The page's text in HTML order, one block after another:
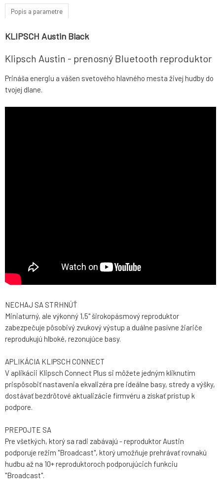
Popis a parametre
KLIPSCH Austin Black
Klipsch Austin - prenosný Bluetooth reproduktor
Prináša energiu a vášen svetového hlavného mesta živej hudby do
tvojej dlane.
NECHAJ SA STRHNÚŤ
Miniaturný, ale výkonný 1,5" širokopásmový reproduktor
zabezpečuje pôsobivý zvukový výstup a duálne pasívne žiariče
reprodukujú hlboké, rezonujúce basy.
APLIKÁCIA KLIPSCH CONNECT
V aplikácii Klipsch Connect Plus si môžete jedným kliknutím
prispôsobiť nastavenia ekvalizéra pre ideálne basy, stredy a výšky,
dostávať bezdrôtové aktualizácie firmvéru a získať prístup k
podpore.
PREPOJTE SA
Pre všetkých, ktorý sa radi zabávajú - reproduktor Austin
podporuje režim "Broadcast", ktorý umožňuje prehrávať rovnakú
hudbu až na 10+ reproduktoroch podporujúcich funkciu
"Broadcast".